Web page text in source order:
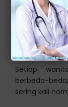
Keputihan
keputihan
berbeda dari
Setiap
berbeda-
sering kali